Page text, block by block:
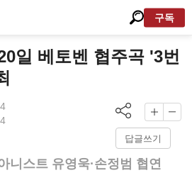
구독
일 베토벤 협주곡 '3번
답글쓰기
니스트 유영욱·손정범 협연